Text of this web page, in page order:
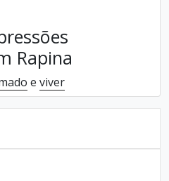
Rapina
e viver